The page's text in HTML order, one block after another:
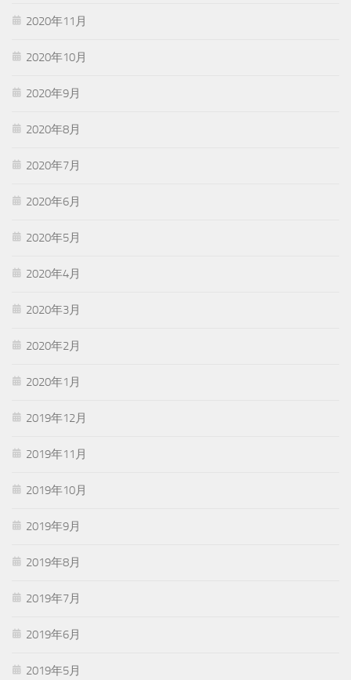
2020年11月
2020年10月
2020年9月
2020年8月
2020年7月
2020年6月
2020年5月
2020年4月
2020年3月
2020年2月
2020年1月
2019年12月
2019年11月
2019年10月
2019年9月
2019年8月
2019年7月
2019年6月
2019年5月